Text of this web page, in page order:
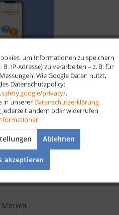
Lernkarten digital
Fachpraktikerin im Verkauf
erwirbst du grundlegende
um im Einzelhandel erfolgreich
Umgang mit Kunden, die
von...
Merken
Aktiv
Aktiv
um Informationen zu speichern
IP-Adresse) zu verarbeiten – z. B. für
Wie Google Daten nutzt,
Datenschutzpolicy:
privacy/.
in unserer Datenschutzerklärung.
jederzeit ändern oder widerrufen.
Ablehnen
akzeptieren